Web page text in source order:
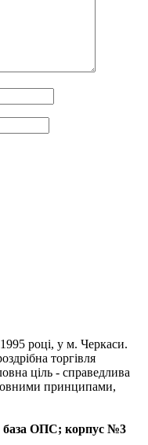
році, у м. Черкаси.
торгівля
ціль - справедлива
принципами,
база ОПС; корпус №3